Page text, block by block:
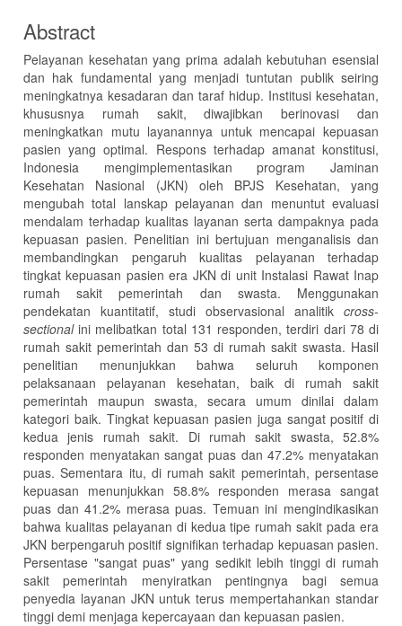
Abstract
Pelayanan kesehatan yang prima adalah kebutuhan esensial
dan hak fundamental yang menjadi tuntutan publik seiring
meningkatnya kesadaran dan taraf hidup. Institusi kesehatan,
khususnya rumah sakit, diwajibkan berinovasi dan
meningkatkan mutu layanannya untuk mencapai kepuasan
pasien yang optimal. Respons terhadap amanat konstitusi,
Indonesia mengimplementasikan program Jaminan
Kesehatan Nasional (JKN) oleh BPJS Kesehatan, yang
mengubah total lanskap pelayanan dan menuntut evaluasi
mendalam terhadap kualitas layanan serta dampaknya pada
kepuasan pasien. Penelitian ini bertujuan menganalisis dan
membandingkan pengaruh kualitas pelayanan terhadap
tingkat kepuasan pasien era JKN di unit Instalasi Rawat Inap
rumah sakit pemerintah dan swasta. Menggunakan
pendekatan kuantitatif, studi observasional analitik cross-
sectionalini melibatkan total 131 responden, terdiri dari 78 di
rumah sakit pemerintah dan 53 di rumah sakit swasta. Hasil
penelitian menunjukkan bahwa seluruh komponen
pelaksanaan pelayanan kesehatan, baik di rumah sakit
pemerintah maupun swasta, secara umum dinilai dalam
kategori baik. Tingkat kepuasan pasien juga sangat positif di
kedua jenis rumah sakit. Di rumah sakit swasta, 52.8%
responden menyatakan sangat puas dan 47.2% menyatakan
puas. Sementara itu, di rumah sakit pemerintah, persentase
kepuasan menunjukkan 58.8% responden merasa sangat
puas dan 41.2% merasa puas. Temuan ini mengindikasikan
bahwa kualitas pelayanan di kedua tipe rumah sakit pada era
JKN berpengaruh positif signifikan terhadap kepuasan pasien.
Persentase "sangat puas" yang sedikit lebih tinggi di rumah
sakit pemerintah menyiratkan pentingnya bagi semua
penyedia layanan JKN untuk terus mempertahankan standar
tinggi demi menjaga kepercayaan dan kepuasan pasien.